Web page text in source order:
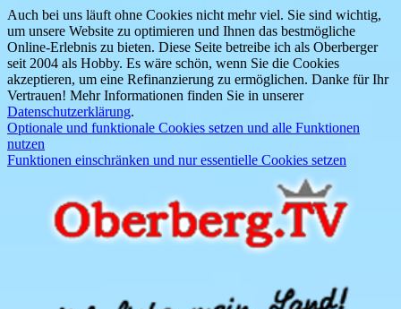
Auch bei uns läuft ohne Cookies nicht mehr viel. Sie sind wichtig,
um unsere Website zu optimieren und Ihnen das bestmögliche
Online-Erlebnis zu bieten. Diese Seite betreibe ich als Oberberger
seit 2004 als Hobby. Es wäre schön, wenn Sie die Cookies
akzeptieren, um eine Refinanzierung zu ermöglichen. Danke für Ihr
Vertrauen! Mehr Informationen finden Sie in unserer
Datenschutzerklärung.
Optionale und funktionale Cookies setzen und alle Funktionen
nutzen
Funktionen einschränken und nur essentielle Cookies setzen